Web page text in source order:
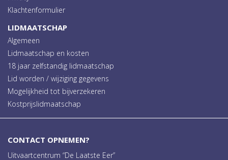
Klachtenformulier
LIDMAATSCHAP
Algemeen
Lidmaatschap en kosten
18 jaar zelfstandig lidmaatschap
Lid worden / wijziging gegevens
Mogelijkheid tot bijverzekeren
Kostprijslidmaatschap
CONTACT OPNEMEN?
Uitvaartcentrum “De Laatste Eer”